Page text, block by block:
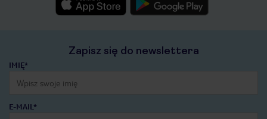
Zapisz się do newslettera
IMIĘ*
E-MAIL*